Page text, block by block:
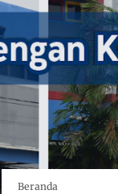
Beranda